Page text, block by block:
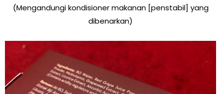
(Mengandungi kondisioner makanan [penstabil] yang
dibenarkan)